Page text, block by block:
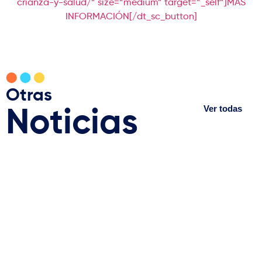
crianza-y-salud/” size=”medium” target=”_self”]MÁS
INFORMACIÓN[/dt_sc_button]
Otras
Noticias Ver todas